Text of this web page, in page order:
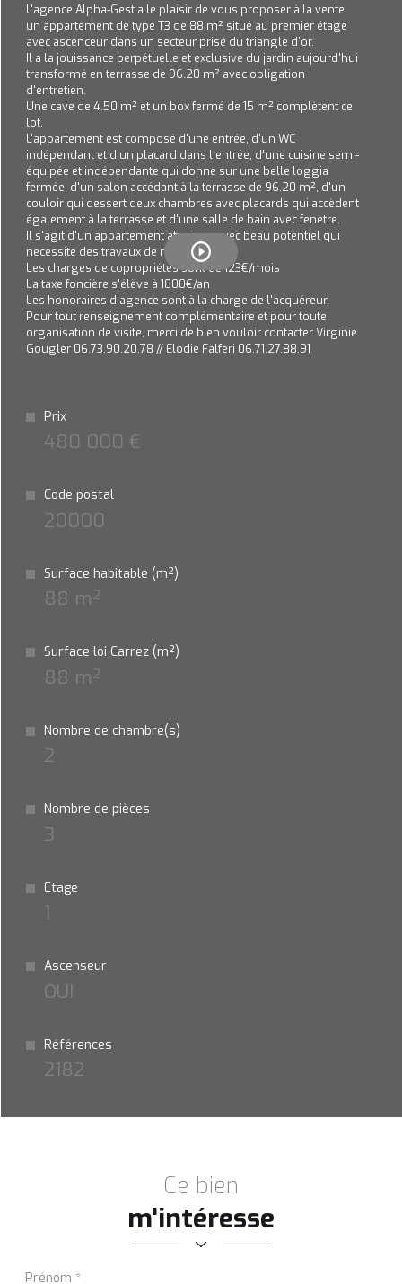
Plus d'informations sur
LE QUARTIER
Bilan
ÉNERGÉTIQUE
L'agence Alpha-Gest a le plaisir de vous proposer à la vente
un appartement de type T3 de 88 m² situé au premier étage
avec ascenceur dans un secteur prisé du triangle d'or.
Il a la jouissance perpétuelle et exclusive du jardin aujourd'hui
transformé en terrasse de 96.20 m² avec obligation
d'entretien.
Une cave de 4.50 m² et un box fermé de 15 m² complètent ce
lot.
L'appartement est composé d'une entrée, d'un WC
indépendant et d'un placard dans l'entrée, d'une cuisine semi-
équipée et indépendante qui donne sur une belle loggia
fermée, d'un salon accédant à la terrasse de 96.20 m², d'un
couloir qui dessert deux chambres avec placards qui accèdent
également à la terrasse et d'une salle de bain avec fenetre.
Il s'agit d'un appartement atypique avec beau potentiel qui
necessite des travaux de rénovation.
Les charges de copropriétés sont de 123€/mois
La taxe foncière s'élève à 1800€/an
Les honoraires d'agence sont à la charge de l'acquéreur.
Pour tout renseignement complémentaire et pour toute
organisation de visite, merci de bien vouloir contacter Virginie
Gougler 06.73.90.20.78 // Elodie Falferi 06.71.27.88.91
Prix
480 000 €
Code postal
20000
Surface habitable (m²)
88 m²
Surface loi Carrez (m²)
88 m²
Nombre de chambre(s)
2
Nombre de pièces
3
Etage
1
Ascenseur
OUI
Références
2182
Ce bien
m'intéresse